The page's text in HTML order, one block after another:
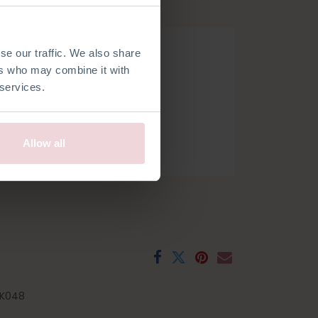
our traffic. We also share
who may combine it with
Allow all
Frans Spaans